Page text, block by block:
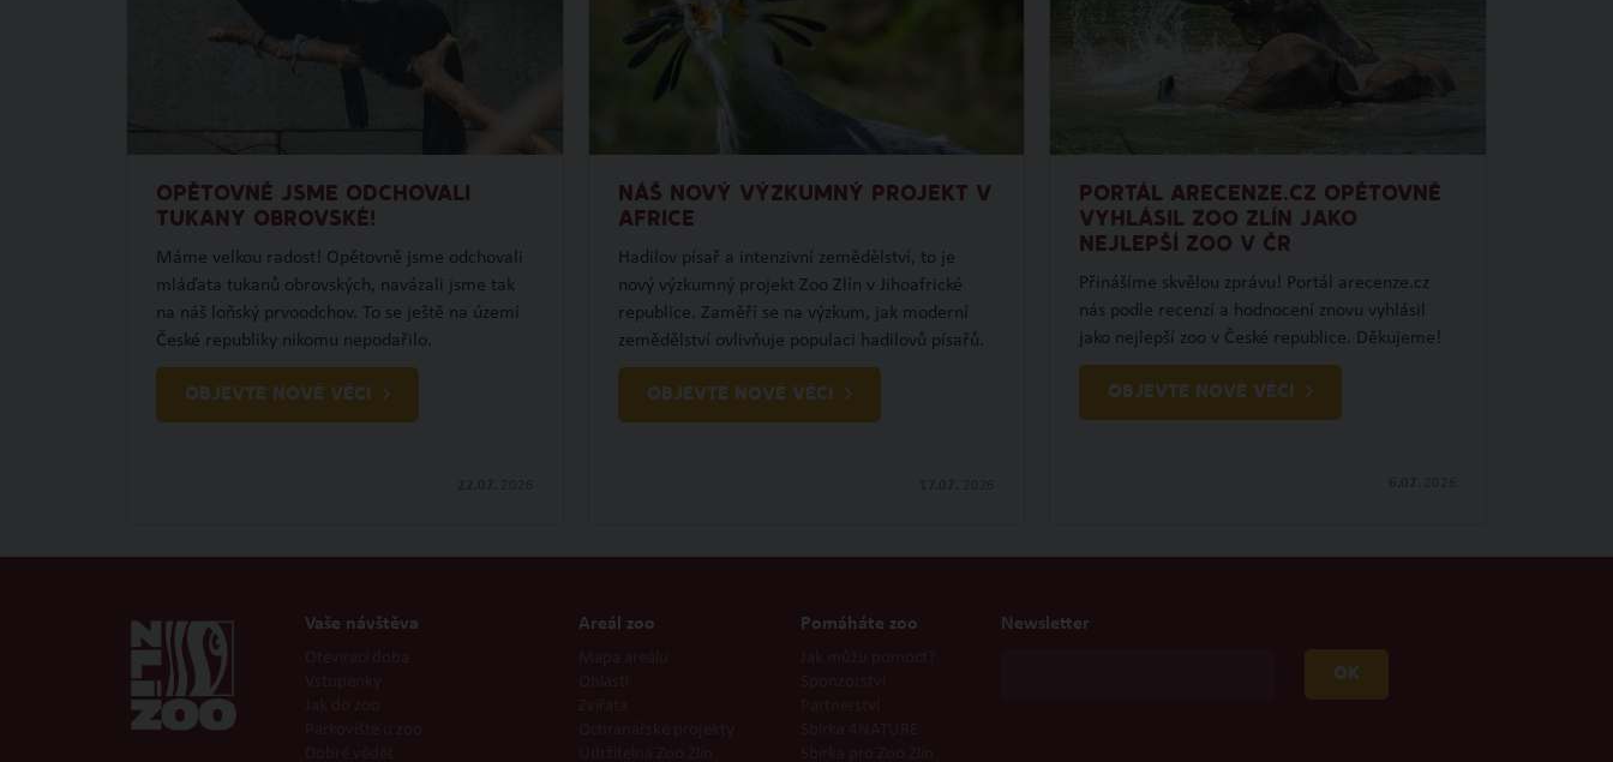
OPĚTOVNĚ JSME ODCHOVALI
TUKANY OBROVSKÉ!
Máme velkou radost! Opětovně jsme odchovali
mláďata tukanů obrovských, navázali jsme tak
na náš loňský prvoodchov. To se ještě na území
České republiky nikomu nepodařilo.
OBJEVTE NOVÉ VĚCI
NÁŠ NOVÝ VÝZKUMNÝ PROJEKT V
AFRICE
Hadilov písař a intenzivní zemědělství, to je
nový výzkumný projekt Zoo Zlín v Jihoafrické
republice. Zaměří se na výzkum, jak moderní
zemědělství ovlivňuje populaci hadilovů písařů.
OBJEVTE NOVÉ VĚCI
PORTÁL ARECENZE.CZ OPĚTOVNĚ
VYHLÁSIL ZOO ZLÍN JAKO
NEJLEPŠÍ ZOO V ČR
Přinášíme skvělou zprávu! Portál arecenze.cz
nás podle recenzí a hodnocení znovu vyhlásil
jako nejlepší zoo v České republice. Děkujeme!
OBJEVTE NOVÉ VĚCI
Vaše návštěva Areál zoo Pomáháte zoo Newsletter
OK